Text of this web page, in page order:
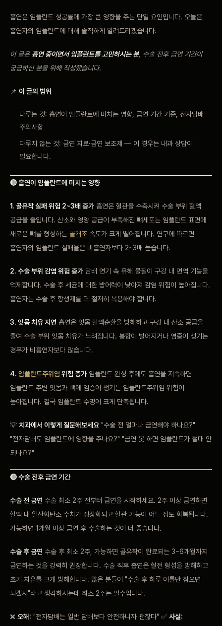
회원가입 / 로그인
흡연은 임플란트 성공률에 가장 큰 영향을 주는 단일 요인입니다. 오늘은
흡연자의 임플란트에 대해 솔직하게 알려드리겠습니다.
이 글은 흡연 중이면서 임플란트를 고민하시는 분, 수술 전후 금연 기간이
궁금하신 분을 위해 작성했습니다.
📌 이 글의 범위
다루는 것: 흡연이 임플란트에 미치는 영향, 금연 기간 기준, 전자담배
주의사항
다루지 않는 것: 금연 치료·금연 보조제 — 이 경우는 내과 상담이
필요합니다.
🔴 흡연이 임플란트에 미치는 영향
1. 골유착 실패 위험 2~3배 증가 흡연은 혈관을 수축시켜 수술 부위 혈액
공급을 줄입니다. 산소와 영양 공급이 부족해진 뼈세포는 임플란트 표면에
새로운 뼈를 형성하는 골개조 속도가 크게 떨어집니다. 연구에 따르면
흡연자의 임플란트 실패율은 비흡연자보다 2~3배 높습니다.
2. 수술 부위 감염 위험 증가 담배 연기 속 유해 물질이 구강 내 면역 기능을
억제합니다. 수술 후 세균에 대한 방어력이 낮아져 감염 위험이 높아집니다.
흡연자는 수술 후 항생제를 더 철저히 복용해야 합니다.
3. 잇몸 치유 지연 흡연은 잇몸 혈액순환을 방해하고 구강 내 산소 공급을
줄여 수술 부위 잇몸 치유가 느려집니다. 봉합이 벌어지거나 염증이 생기는
경우가 비흡연자보다 많습니다.
4. 임플란트주위염 위험 증가 임플란트 완성 후에도 흡연을 지속하면
임플란트 주변 잇몸과 뼈에 염증이 생기는 임플란트주위염 위험이
높아집니다. 결국 임플란트 수명이 크게 단축됩니다.
💡 치과에서 이렇게 질문해보세요 "수술 전 얼마나 금연해야 하나요?"
"전자담배도 임플란트에 영향을 주나요?" "금연 못 하면 임플란트가 절대 안
되나요?"
🔴 수술 전후 금연 기간
수술 전 금연 수술 최소 2주 전부터 금연을 시작하세요. 2주 이상 금연하면
혈액 내 일산화탄소 수치가 정상화되고 혈관 기능이 어느 정도 회복됩니다.
가능하면 1개월 이상 금연 후 수술하는 것이 더 좋습니다.
수술 후 금연 수술 후 최소 2주, 가능하면 골유착이 완료되는 3~6개월까지
금연하는 것을 강력히 권장합니다. 수술 직후 흡연은 혈전 형성을 방해하고
초기 치유를 크게 방해합니다. 많은 분들이 "수술 후 하루 이틀만 참으면
되겠지"라고 생각하시는데 최소 2주는 필수입니다.
❌ 오해: "전자담배는 일반 담배보다 안전하니까 괜찮다" ✅ 사실: